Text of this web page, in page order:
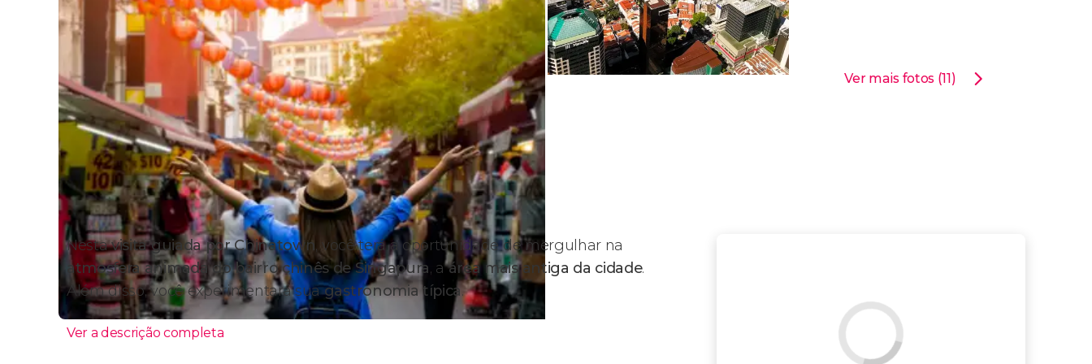
Ver mais fotos (11)
Nestavisita guiada por Chinatown, você terá a oportunidade de mergulhar na
atmosfera animada do bairro chinês de Singapura, aárea mais antiga da cidade.
Além disso, você experimentará suagastronomia típica.
Ver a descrição completa